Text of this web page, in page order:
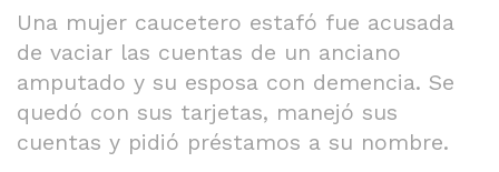
Una mujer caucetero estafó fue acusada
de vaciar las cuentas de un anciano
amputado y su esposa con demencia. Se
quedó con sus tarjetas, manejó sus
cuentas y pidió préstamos a su nombre.